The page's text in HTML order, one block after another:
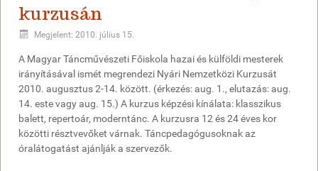
kurzusán
Megjelent: 2010. július 15.
A Magyar Táncművészeti Főiskola hazai és külföldi mesterek
irányításával ismét megrendezi Nyári Nemzetközi Kurzusát
2010. augusztus 2-14. között. (érkezés: aug. 1., elutazás: aug.
14. este vagy aug. 15.) A kurzus képzési kínálata: klasszikus
balett, repertoár, moderntánc. A kurzusra 12 és 24 éves kor
közötti résztvevőket várnak. Táncpedagógusoknak az
óralátogatást ajánlják a szervezők.